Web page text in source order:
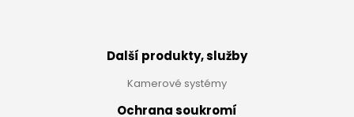
Další produkty, služby
Kamerové systémy
Ochrana soukromí